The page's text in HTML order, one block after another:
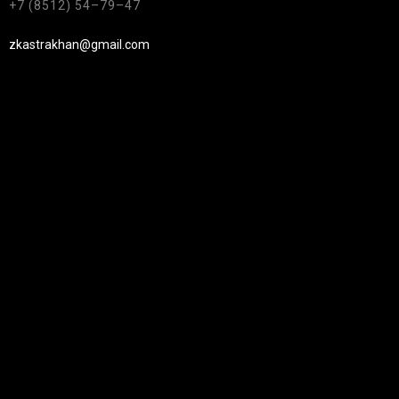
+7 (8512) 54–79–47
zkastrakhan@gmail.com